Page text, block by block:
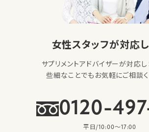
女性スタッフが対応
サプリメントアドバイザーが対応し
些細なことでもお気軽にご相談く
0120-
平日/10:00〜17:00